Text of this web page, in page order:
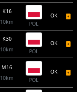
K16
10km
POL
OK
K30
10km
POL
OK
M16
10km
POL
OK